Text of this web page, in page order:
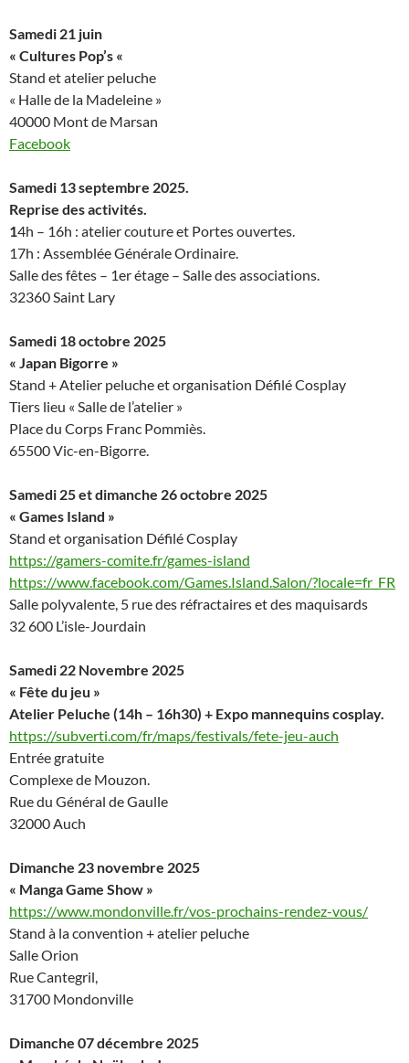
Samedi 21 juin
« Cultures Pop’s «
Stand et atelier peluche
« Halle de la Madeleine »
40000 Mont de Marsan
Facebook
Samedi 13 septembre 2025.
Reprise des activités.
14h – 16h : atelier couture et Portes ouvertes.
17h : Assemblée Générale Ordinaire.
Salle des fêtes – 1er étage – Salle des associations.
32360 Saint Lary
Samedi 18 octobre 2025
« Japan Bigorre »
Stand + Atelier peluche et organisation Défilé Cosplay
Tiers lieu « Salle de l’atelier »
Place du Corps Franc Pommiès.
65500 Vic-en-Bigorre.
Samedi 25 et dimanche 26 octobre 2025
« Games Island »
Stand et organisation Défilé Cosplay
https://gamers-comite.fr/games-island
https://www.facebook.com/Games.Island.Salon/?locale=fr_FR
Salle polyvalente, 5 rue des réfractaires et des maquisards
32 600 L’isle-Jourdain
Samedi 22 Novembre 2025
« Fête du jeu »
Atelier Peluche (14h – 16h30) + Expo mannequins cosplay.
https://subverti.com/fr/maps/festivals/fete-jeu-auch
Entrée gratuite
Complexe de Mouzon.
Rue du Général de Gaulle
32000 Auch
Dimanche 23 novembre 2025
« Manga Game Show »
https://www.mondonville.fr/vos-prochains-rendez-vous/
Stand à la convention + atelier peluche
Salle Orion
Rue Cantegril,
31700 Mondonville
Dimanche 07 décembre 2025